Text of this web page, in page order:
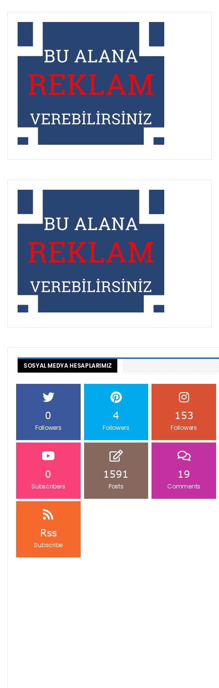
SOSYAL MEDYA HESAPLARIMIZ
0
Followers
4
Followers
153
Followers
0
Subscribers
1591
Posts
19
Comments
Rss
Subscribe